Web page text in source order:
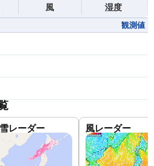
風 湿度
観測値
レーダー 風レーダー